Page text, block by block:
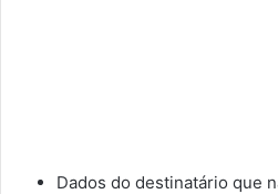
Dados do destinatário que